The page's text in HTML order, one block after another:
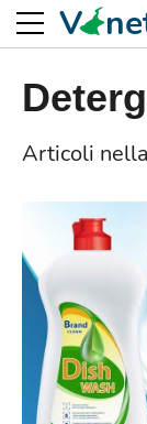
Articoli
V